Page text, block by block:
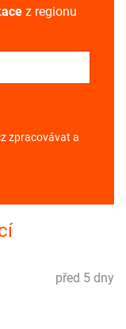
z regionu
zpracovávat a
před 5 dny